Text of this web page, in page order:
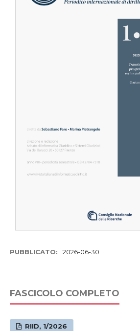
PUBBLICATO: 2026-06-30
FASCICOLO COMPLETO
RIID, 1/2026